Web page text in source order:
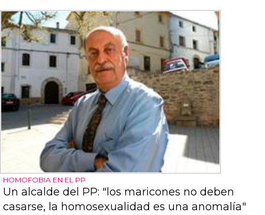
HOMOFOBIA EN EL PP
Un alcalde del PP: "los maricones no deben
casarse, la homosexualidad es una anomalía"